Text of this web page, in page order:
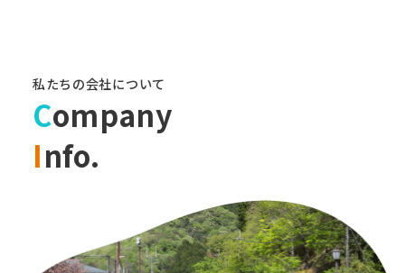
私たちの会社について
Company
Info.